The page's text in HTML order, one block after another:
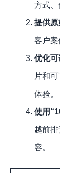
方式、
提供原
客户案
优化
片和
体验。
使用
越前
容。